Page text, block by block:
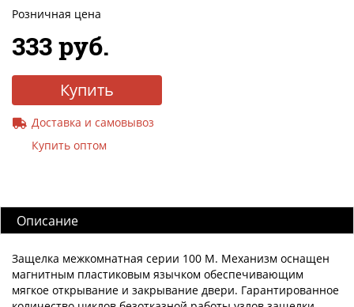
Розничная цена
333 руб.
Купить
Доставка и самовывоз
Купить оптом
Описание
Защелка межкомнатная серии 100 M. Механизм оснащен
магнитным пластиковым язычком обеспечивающим
мягкое открывание и закрывание двери. Гарантированное